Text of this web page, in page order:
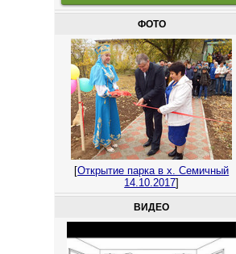
ФОТО
[Открытие парка в х. Семичный
14.10.2017]
ВИДЕО